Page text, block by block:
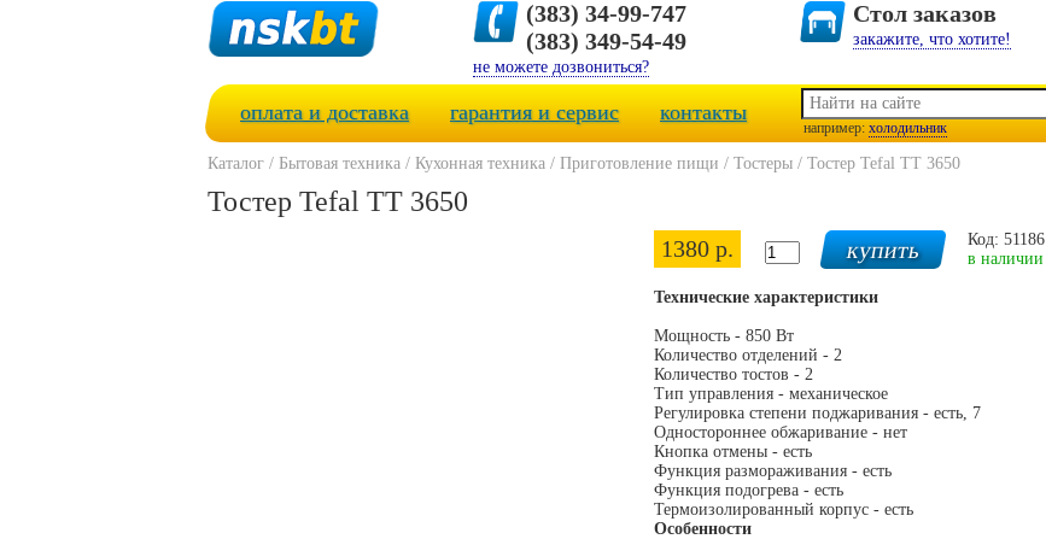
(383) 34-99-747
(383) 349-54-49
не можете дозвониться?
Стол заказов
закажите, что хотите!
оплата и доставка гарантия и сервис контакты
например: холодильник
Каталог / Бытовая техника / Кухонная техника / Приготовление пищи / Тостеры / Тостер Tefal TT 3650
Тостер Tefal TT 3650
1380 р.
Код: 51186
в наличии
Технические характеристики
Мощность - 850 Вт
Количество отделений - 2
Количество тостов - 2
Тип управления - механическое
Регулировка степени поджаривания - есть, 7
Одностороннее обжаривание - нет
Кнопка отмены - есть
Функция размораживания - есть
Функция подогрева - есть
Термоизолированный корпус - есть
Особенности